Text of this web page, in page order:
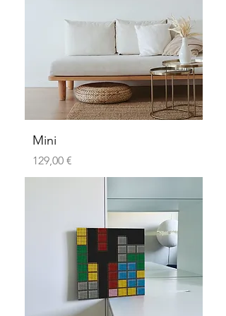
Mini
Preis
129,00 €